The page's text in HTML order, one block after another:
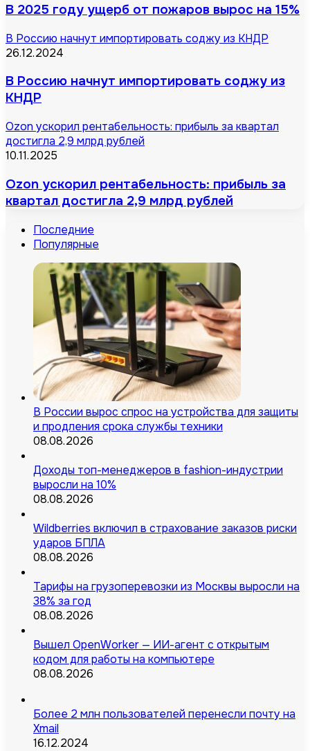
В 2025 году ущерб от пожаров вырос на 15%
В Россию начнут импортировать соджу из КНДР
26.12.2024
В Россию начнут импортировать соджу из
КНДР
Ozon ускорил рентабельность: прибыль за квартал
достигла 2,9 млрд рублей
10.11.2025
Ozon ускорил рентабельность: прибыль за
квартал достигла 2,9 млрд рублей
Последние
Популярные
В России вырос спрос на устройства для защиты
и продления срока службы техники
08.08.2026
Доходы топ-менеджеров в fashion-индустрии
выросли на 10%
08.08.2026
Wildberries включил в страхование заказов риски
ударов БПЛА
08.08.2026
Тарифы на грузоперевозки из Москвы выросли на
38% за год
08.08.2026
Вышел OpenWorker — ИИ-агент с открытым
кодом для работы на компьютере
08.08.2026
Более 2 млн пользователей перенесли почту на
Xmail
16.12.2024